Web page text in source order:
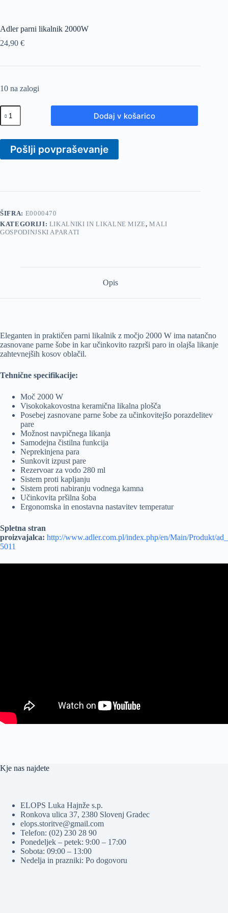
Adler parni likalnik 2000W
24,90 €
10 na zalogi
Adler
parni
likalnik
količina
Dodaj v košarico
Pošlji povpraševanje
ŠIFRA: E0000470
KATEGORIJI: LIKALNIKI IN LIKALNE MIZE,MALI
GOSPODINJSKI APARATI
Opis
Eleganten in praktičen parni likalnik z močjo 2000 W ima natančno
zasnovane parne šobe in kar učinkovito razprši paro in olajša likanje
zahtevnejših kosov oblačil.
Tehnične specifikacije:
Moč 2000 W
Visokokakovostna keramična likalna plošča
Posebej zasnovane parne šobe za učinkovitejšo porazdelitev
pare
Možnost navpičnega likanja
Samodejna čistilna funkcija
Neprekinjena para
Sunkovit izpust pare
Rezervoar za vodo 280 ml
Sistem proti kapljanju
Sistem proti nabiranju vodnega kamna
Učinkovita pršilna šoba
Ergonomska in enostavna nastavitev temperatur
Spletna stran
proizvajalca: http://www.adler.com.pl/index.php/en/Main/Produkt/ad_
5011
Kje nas najdete
ELOPS Luka Hajnže s.p.
Ronkova ulica 37, 2380 Slovenj Gradec
elops.storitve@gmail.com
Telefon: (02) 230 28 90
Ponedeljek – petek: 9:00 – 17:00
Sobota: 09:00 – 13:00
Nedelja in prazniki: Po dogovoru